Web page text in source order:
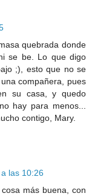
quebrada donde
se be. Lo que digo
;), esto que no se
compañera, pues
su casa, y quedo
hay para menos...
contigo, Mary.
las 10:26
más buena, con